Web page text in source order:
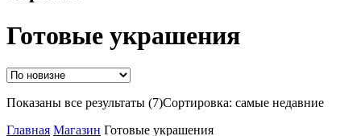
Готовые украшения
Показаны все результаты (7)Сортировка: самые недавние
Главная Магазин Готовые украшения